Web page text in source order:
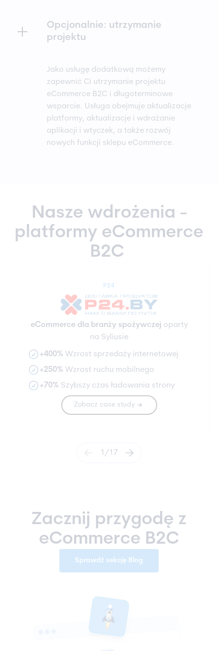
Opcjonalnie: utrzymanie
projektu
Jako usługę dodatkową możemy
zapewnić Ci utrzymanie projektu
eCommerce B2C i długoterminowe
wsparcie. Usługa obejmuje aktualizacje
platformy, aktualizacje i wdrażanie
aplikacji i wtyczek, a także rozwój
nowych funkcji sklepu eCommerce.
Nasze wdrożenia -
platformy eCommerce
B2C
P24
eCommerce dla branży spożywczej oparty
na Syliusie
+400% Wzrost sprzedaży internetowej
+250% Wzrost ruchu mobilnego
+70% Szybszy czas ładowania strony
Zobacz case study
1 /17
Zacznij przygodę z
eCommerce B2C
Sprawdź sekcję Blog